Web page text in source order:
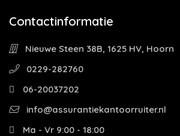
Contactinformatie
Nieuwe Steen 38B, 1625 HV, Hoorn
0229-282760
06-20037202
info@assurantiekantoorruiter.nl
Ma - Vr 9:00 - 18:00